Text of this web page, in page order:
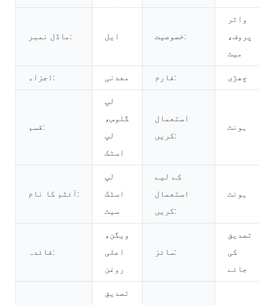
ماڈل نمبر: ایل خصوصیت:
واٹر
پروف،
میٹ
اجزاء: معدنی فارم: چھڑی
قسم:
لپ
گلوس،
لپ
اسٹک
استعمال
کریں:
ہونٹ
آئٹم کا نام:
لپ
اسٹک
سیٹ
کے لیے
استعمال
کریں:
ہونٹ
فائدہ:
ویگن،
اعلی
روغن
سائز:
تصدیق
کی
جائے
تصدیق